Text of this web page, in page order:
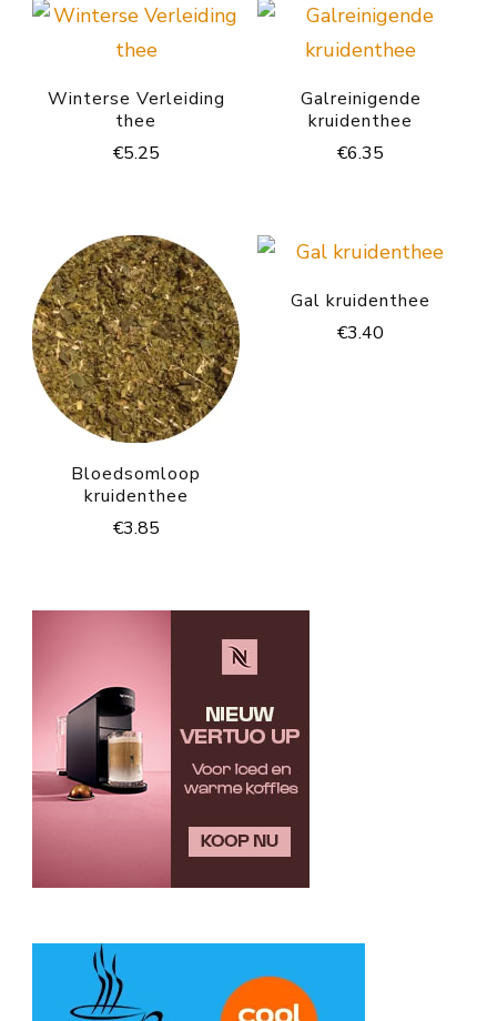
Winterse Verleiding
thee
€5.25
Galreinigende
kruidenthee
€6.35
Bloedsomloop
kruidenthee
€3.85
Gal kruidenthee
€3.40